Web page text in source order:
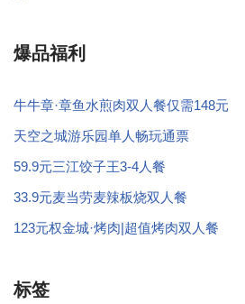
爆品福利
牛牛章·章鱼水煎肉双人餐仅需148元
天空之城游乐园单人畅玩通票
59.9元三江饺子王3-4人餐
33.9元麦当劳麦辣板烧双人餐
123元权金城·烤肉|超值烤肉双人餐
标签